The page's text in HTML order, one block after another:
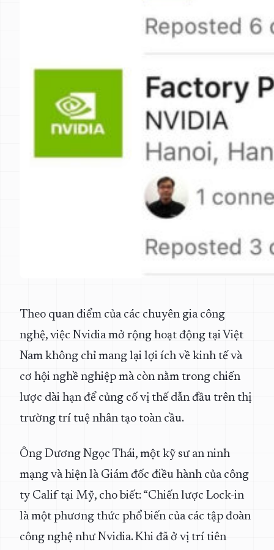
Theo quan điểm của các chuyên gia công
nghệ, việc Nvidia mở rộng hoạt động tại Việt
Nam không chỉ mang lại lợi ích về kinh tế và
cơ hội nghề nghiệp mà còn nằm trong chiến
lược dài hạn để củng cố vị thế dẫn đầu trên thị
trường trí tuệ nhân tạo toàn cầu.
Ông Dương Ngọc Thái, một kỹ sư an ninh
mạng và hiện là Giám đốc điều hành của công
ty Calif tại Mỹ, cho biết: “Chiến lược Lock-in
là một phương thức phổ biến của các tập đoàn
công nghệ như Nvidia. Khi đã ở vị trí tiên